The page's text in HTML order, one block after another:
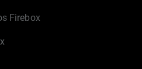
Firebox